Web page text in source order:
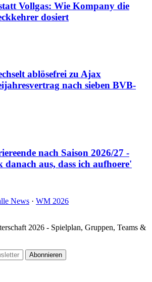
Vollgas: Wie Kompany die
dosiert
ablösefrei zu Ajax
nach sieben BVB-
nach Saison 2026/27 -
danach aus, dass ich aufhoere'
News · WM 2026
2026 - Spielplan, Gruppen, Teams &
Abonnieren